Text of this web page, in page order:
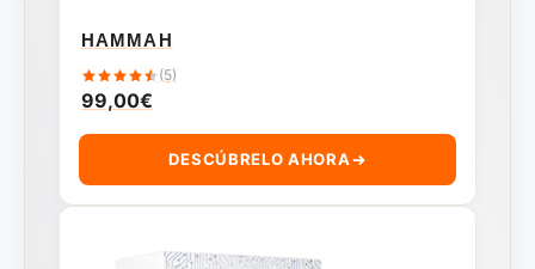
HAMMAH
(5)
99,00€
DESCÚBRELO AHORA